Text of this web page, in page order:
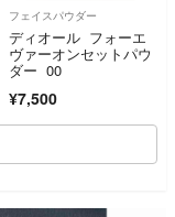
フェイスパウダー
ディオール フォーエ
ヴァーオンセットパウ
ダー 00
¥7,500